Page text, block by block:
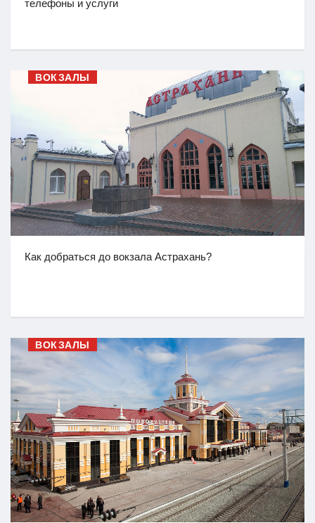
телефоны и услуги
ВОКЗАЛЫ
Как добраться до вокзала Астрахань?
ВОКЗАЛЫ